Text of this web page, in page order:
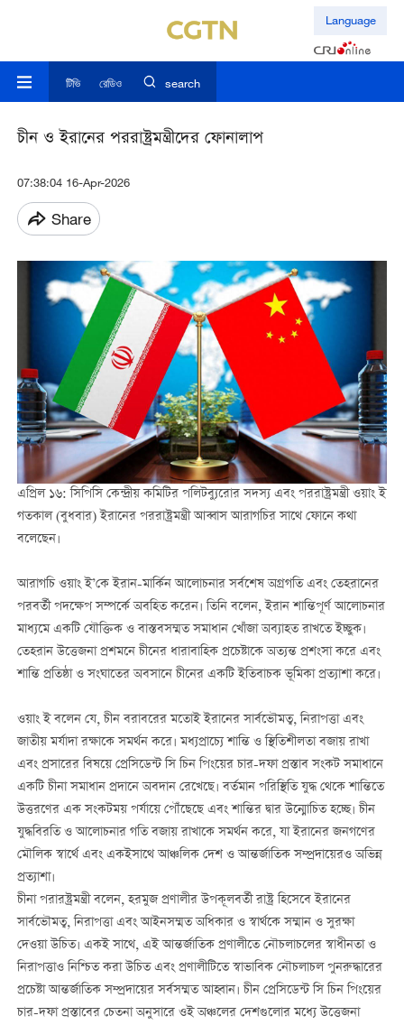
Language
টিভি রেডিও search
চীন ও ইরানের পররাষ্ট্রমন্ত্রীদের ফোনালাপ
07:38:04 16-Apr-2026
Share
এপ্রিল ১৬: সিপিসি কেন্দ্রীয় কমিটির পলিটব্যুরোর সদস্য এবং পররাষ্ট্রমন্ত্রী ওয়াং ই
গতকাল (বুধবার) ইরানের পররাষ্ট্রমন্ত্রী আব্বাস আরাগচির সাথে ফোনে কথা
বলেছেন।
আরাগচি ওয়াং ই’কে ইরান-মার্কিন আলোচনার সর্বশেষ অগ্রগতি এবং তেহরানের
পরবর্তী পদক্ষেপ সম্পর্কে অবহিত করেন। তিনি বলেন, ইরান শান্তিপূর্ণ আলোচনার
মাধ্যমে একটি যৌক্তিক ও বাস্তবসম্মত সমাধান খোঁজা অব্যাহত রাখতে ইচ্ছুক।
তেহরান উত্তেজনা প্রশমনে চীনের ধারাবাহিক প্রচেষ্টাকে অত্যন্ত প্রশংসা করে এবং
শান্তি প্রতিষ্ঠা ও সংঘাতের অবসানে চীনের একটি ইতিবাচক ভূমিকা প্রত্যাশা করে।
ওয়াং ই বলেন যে, চীন বরাবরের মতোই ইরানের সার্বভৌমত্ব, নিরাপত্তা এবং
জাতীয় মর্যাদা রক্ষাকে সমর্থন করে। মধ্যপ্রাচ্যে শান্তি ও স্থিতিশীলতা বজায় রাখা
এবং প্রসারের বিষয়ে প্রেসিডেন্ট সি চিন পিংয়ের চার-দফা প্রস্তাব সংকট সমাধানে
একটি চীনা সমাধান প্রদানে অবদান রেখেছে। বর্তমান পরিস্থিতি যুদ্ধ থেকে শান্তিতে
উত্তরণের এক সংকটময় পর্যায়ে পৌঁছেছে এবং শান্তির দ্বার উন্মোচিত হচ্ছে। চীন
যুদ্ধবিরতি ও আলোচনার গতি বজায় রাখাকে সমর্থন করে, যা ইরানের জনগণের
মৌলিক স্বার্থে এবং একইসাথে আঞ্চলিক দেশ ও আন্তর্জাতিক সম্প্রদায়েরও অভিন্ন
প্রত্যাশা।
চীনা পরারষ্ট্রমন্ত্রী বলেন, হরমুজ প্রণালীর উপকূলবর্তী রাষ্ট্র হিসেবে ইরানের
সার্বভৌমত্ব, নিরাপত্তা এবং আইনসম্মত অধিকার ও স্বার্থকে সম্মান ও সুরক্ষা
দেওয়া উচিত। একই সাথে, এই আন্তর্জাতিক প্রণালীতে নৌচলাচলের স্বাধীনতা ও
নিরাপত্তাও নিশ্চিত করা উচিত এবং প্রণালীটিতে স্বাভাবিক নৌচলাচল পুনরুদ্ধারের
প্রচেষ্টা আন্তর্জাতিক সম্প্রদায়ের সর্বসম্মত আহ্বান। চীন প্রেসিডেন্ট সি চিন পিংয়ের
চার-দফা প্রস্তাবের চেতনা অনুসারে ওই অঞ্চলের দেশগুলোর মধ্যে উত্তেজনা